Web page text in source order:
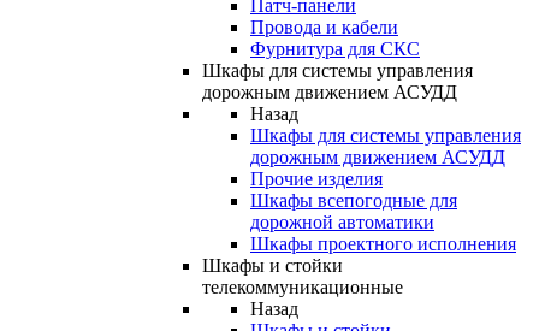
Патч-панели
Провода и кабели
Фурнитура для СКС
Шкафы для системы управления
дорожным движением АСУДД
Назад
Шкафы для системы управления
дорожным движением АСУДД
Прочие изделия
Шкафы всепогодные для
дорожной автоматики
Шкафы проектного исполнения
Шкафы и стойки
телекоммуникационные
Назад